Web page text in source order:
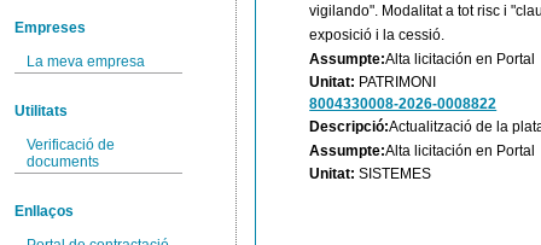
Empreses
La meva empresa
Utilitats
Verificació de
documents
Enllaços
vigilando". Modalitat a tot risc i
exposició i la cessió.
Assumpte:Alta licitación en Portal
Unitat: PATRIMONI
8004330008-2026-0008822
Descripció:Actualització de la
Assumpte:Alta licitación en Portal
Unitat:SISTEMES